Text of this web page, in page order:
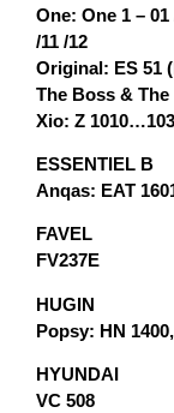
One: One 1 – 01
/11 /12
Original: ES 51
The Boss & The
Xio: Z
ESSENTIEL B
Anqas: EAT
FAVEL
FV237E
HUGIN
Popsy: HN
HYUNDAI
VC 508